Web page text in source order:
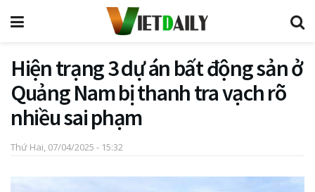
Hiện trạng 3 dự án bất động sản ở
Quảng Nam bị thanh tra vạch rõ
nhiều sai phạm
Thứ Hai, 07/04/2025 - 15:32